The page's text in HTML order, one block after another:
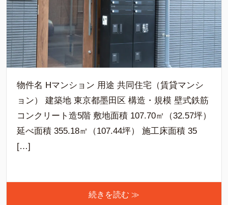
物件名 Hマンション 用途 共同住宅（賃貸マンシ
ョン） 建築地 東京都墨田区 構造・規模 壁式鉄筋
コンクリート造5階 敷地面積 107.70㎡（32.57坪）
延べ面積 355.18㎡（107.44坪） 施工床面積 35
[…]
続きを読む ≫